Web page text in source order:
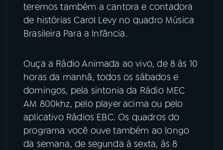
teremos também a cantora e contadora
de histórias Carol Levy no quadro Música
Brasileira Para a Infância.
Ouça a Rádio Animada ao vivo, de 8 às 10
horas da manhã, todos os sábados e
domingos, pela sintonia da Rádio MEC
AM 800khz, pelo player acima ou pelo
aplicativo Rádios EBC. Os quadros do
programa você ouve também ao longo
da semana, de segunda à sexta, às 8